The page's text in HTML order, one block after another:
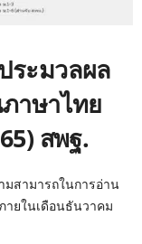
ระมวลผล
าษาไทย
สพฐ.
มสามารถในการอ่าน
ายในเดือนธันวาคม